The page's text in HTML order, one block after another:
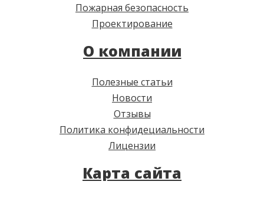
Пожарная безопасность
Проектирование
О компании
Полезные статьи
Новости
Отзывы
Политика конфидециальности
Лицензии
Карта сайта